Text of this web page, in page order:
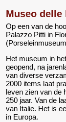
Museo delle
Op een van de
Palazzo Pitti in
Het museum in
geopend, na
van diverse
2000 items laat
leven zien van de
250 jaar. Van de
van Italie. Het is
in Europa.